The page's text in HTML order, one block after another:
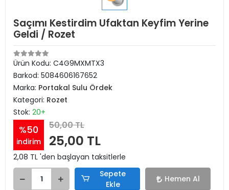
Saçımı Kestirdim Ufaktan Keyfim Yerine
Geldi / Rozet
Ürün Kodu: C4G9MXMTX3
Barkod: 5084606167652
Marka: Portakal Sulu Ördek
Kategori: Rozet
Stok: 20+
%50
indirim
50,00 TL
25,00 TL
2,08 TL 'den başlayan taksitlerle
Sepete
Ekle
Hemen Al